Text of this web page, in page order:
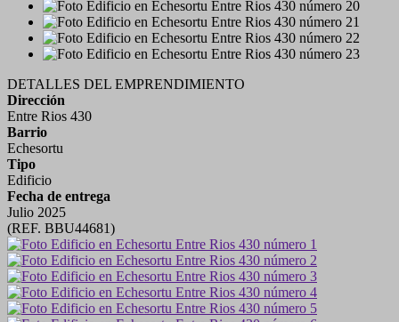
DETALLES DEL EMPRENDIMIENTO
Dirección
Entre Rios 430
Barrio
Echesortu
Tipo
Edificio
Fecha de entrega
Julio 2025
(REF. BBU44681)